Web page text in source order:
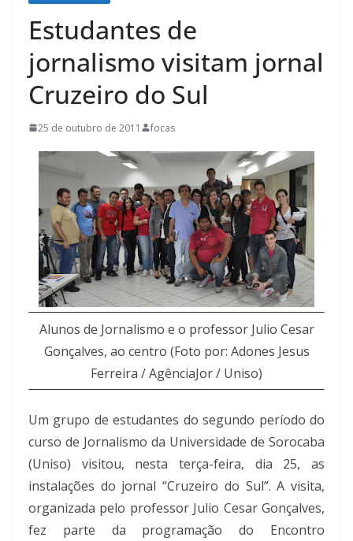
Estudantes de
jornalismo visitam jornal
Cruzeiro do Sul
25 de outubro de 2011 focas
Alunos de Jornalismo e o professor Julio Cesar
Gonçalves, ao centro (Foto por: Adones Jesus
Ferreira / AgênciaJor / Uniso)
Um grupo de estudantes do segundo período do
curso de Jornalismo da Universidade de Sorocaba
(Uniso) visitou, nesta terça-feira, dia 25, as
instalações do jornal “Cruzeiro do Sul”. A visita,
organizada pelo professor Julio Cesar Gonçalves,
fez parte da programação do Encontro